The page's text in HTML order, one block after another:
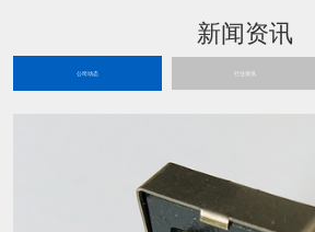
新闻资讯
公司动态 行业资讯